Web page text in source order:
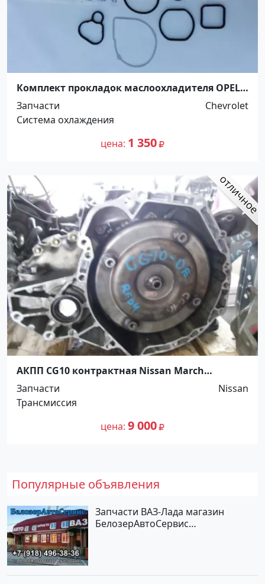
Комплект прокладок маслоохладителя OPEL,
Chevrolet C в Славянске-на-Кубани Славянск-
на-Кубани
Запчасти
Chevrolet
Система охлаждения
цена 1 350
АКПП CG10 контрактная Nissan March
Краснодар
Запчасти
Nissan
Трансмиссия
цена 9 000
Популярные объявления
Запчасти ВАЗ-Лада магазин
БелозерАвтоСервис